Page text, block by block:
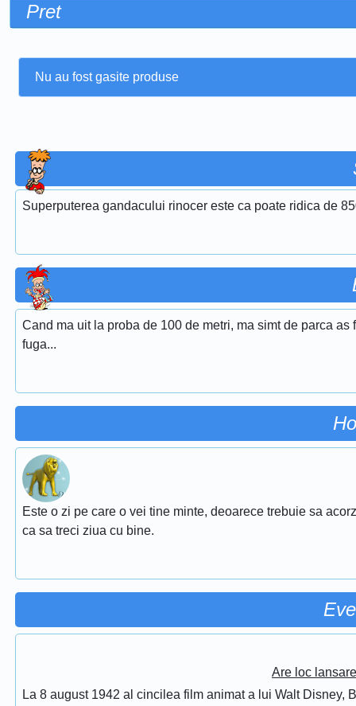
Pret
Nu au fost gasite produse
Superputerea gandacului rinocer este ca poate ridica de
Cand ma uit la proba de 100 de metri, ma simt de parca
fuga...
Este o zi pe care o vei tine minte, deoarece trebuie sa
ca sa treci ziua cu bine.
Are loc
La 8 august 1942 al cincilea film animat a lui Walt